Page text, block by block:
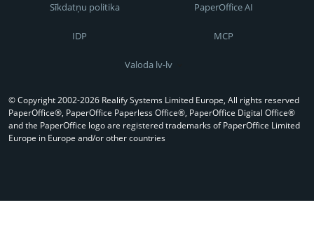
Sīkdatņu politika PaperOffice AI
IDP MCP
Valoda lv-lv
© Copyright 2002-2026 Realify Systems Limited Europe, All rights reserved
PaperOffice®, PaperOffice Paperless Office®, PaperOffice Digital Office®
and the PaperOffice logo are registered trademarks of PaperOffice Limited
Europe in Europe and/or other countries